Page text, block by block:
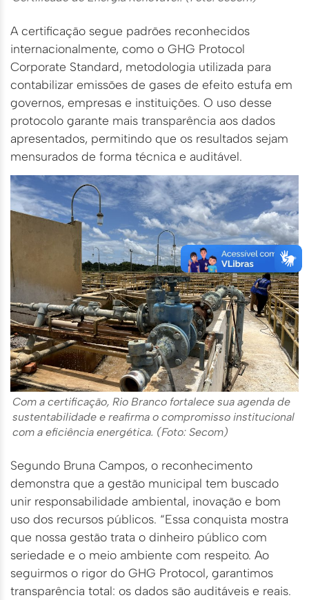
A certificação segue padrões reconhecidos
internacionalmente, como o GHG Protocol
Corporate Standard, metodologia utilizada para
contabilizar emissões de gases de efeito estufa em
governos, empresas e instituições. O uso desse
protocolo garante mais transparência aos dados
apresentados, permitindo que os resultados sejam
mensurados de forma técnica e auditável.
Com a certificação, Rio Branco fortalece sua agenda de
sustentabilidade e reafirma o compromisso institucional
com a eficiência energética. (Foto: Secom)
Segundo Bruna Campos, o reconhecimento
demonstra que a gestão municipal tem buscado
unir responsabilidade ambiental, inovação e bom
uso dos recursos públicos. “Essa conquista mostra
que nossa gestão trata o dinheiro público com
seriedade e o meio ambiente com respeito. Ao
seguirmos o rigor do GHG Protocol, garantimos
transparência total: os dados são auditáveis e reais.